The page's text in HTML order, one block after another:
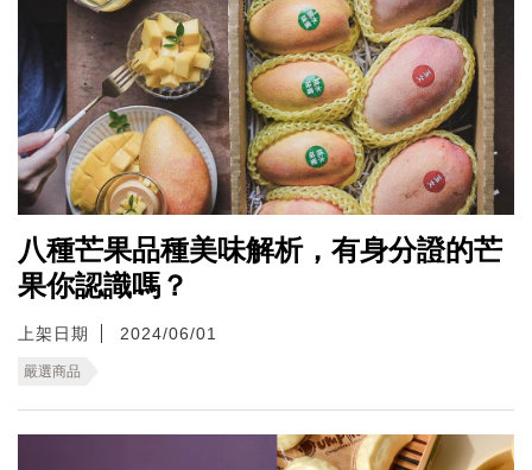
八種芒果品種美味解析，有身分證的芒
果你認識嗎？
上架日期 2024/06/01
嚴選商品